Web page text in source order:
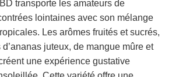
transporte les amateurs de
lointaines avec son mélange
Les arômes fruités et sucrés,
juteux, de mangue mûre et
une expérience gustative